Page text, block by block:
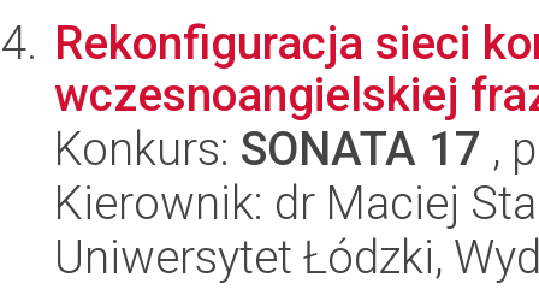
Rekonfiguracja sieci
wczesnoangielskiej
Konkurs: SONATA 17 ,
Kierownik: dr Maciej
Uniwersytet Łódzki,